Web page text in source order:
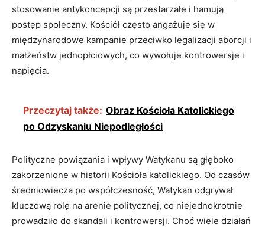
stosowanie antykoncepcji są przestarzałe i hamują
postęp społeczny. Kościół często angażuje się w
międzynarodowe kampanie przeciwko legalizacji aborcji i
małżeństw jednopłciowych, co wywołuje kontrowersje i
napięcia.
Przeczytaj także: Obraz Kościoła Katolickiego
po Odzyskaniu Niepodległości
Polityczne powiązania i wpływy Watykanu są głęboko
zakorzenione w historii Kościoła katolickiego. Od czasów
średniowiecza po współczesność, Watykan odgrywał
kluczową rolę na arenie politycznej, co niejednokrotnie
prowadziło do skandali i kontrowersji. Choć wiele działań